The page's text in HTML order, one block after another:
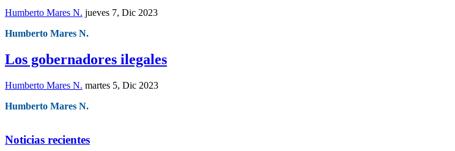
Humberto Mares N. jueves 7, Dic 2023
Humberto Mares N.
Los gobernadores ilegales
Humberto Mares N. martes 5, Dic 2023
Humberto Mares N.
Noticias recientes